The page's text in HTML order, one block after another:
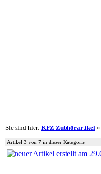
Sie sind hier: KFZ Zubhörartikel »
Artikel 3 von 7 in dieser Kategorie